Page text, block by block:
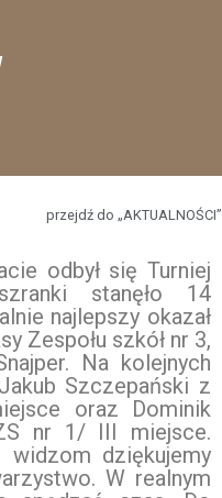
przejdź do „AKTUALNOŚCI”
odbył się Turniej
stanęło 14
najlepszy okazał
Zespołu szkół nr 3,
Na kolejnych
Szczepański z
oraz Dominik
nr 1/ III miejsce.
dziękujemy
W realnym